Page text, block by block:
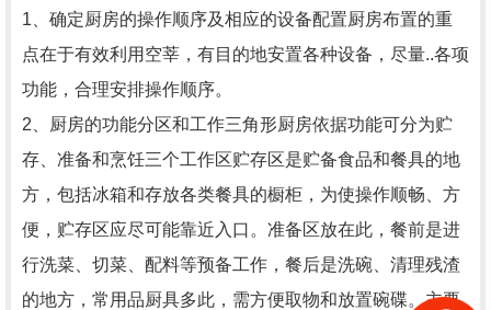
1、确定厨房的操作顺序及相应的设备配置厨房布置的重
点在于有效利用空莘，有目的地安置各种设备，尽量..各项
功能，合理安排操作顺序。
2、厨房的功能分区和工作三角形厨房依据功能可分为贮
存、准备和烹饪三个工作区贮存区是贮备食品和餐具的地
方，包括冰箱和存放各类餐具的橱柜，为使操作顺畅、方
便，贮存区应尽可能靠近入口。准备区放在此，餐前是进
行洗菜、切菜、配料等预备工作，餐后是洗碗、清理残渣
的地方，常用品厨具多此，需方便取物和放置碗碟。主要